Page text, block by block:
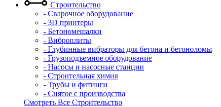
Строительство
- Сварочное оборудование
- 3D принтеры
- Бетономешалки
- Виброплиты
- Глубинные вибраторы для бетона и бетоноломы
- Грузоподъемное оборудование
- Насосы и насосные станции
- Строительная химия
- Трубы и фитинги
- Снятое с производства
Смотреть Все Строительство